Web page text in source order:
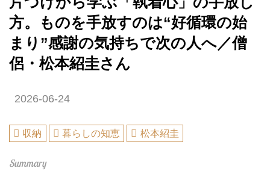
方。ものを手放すのは“好循環の始
まり”感謝の気持ちで次の人へ／僧
侶・松本紹圭さん
2026-06-24
収納 暮らしの知恵 松本紹圭